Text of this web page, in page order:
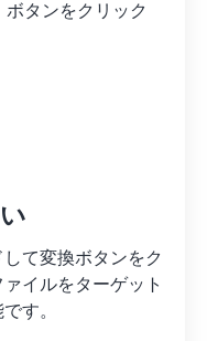
ボタンをクリック
て変換ボタンをク
イルをターゲット
す。